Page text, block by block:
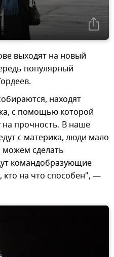
выходят на новый
популярный
находят
с помощью которой
прочность. В наше
с материка, люди мало
сделать
командобразующие
кто на что способен", —